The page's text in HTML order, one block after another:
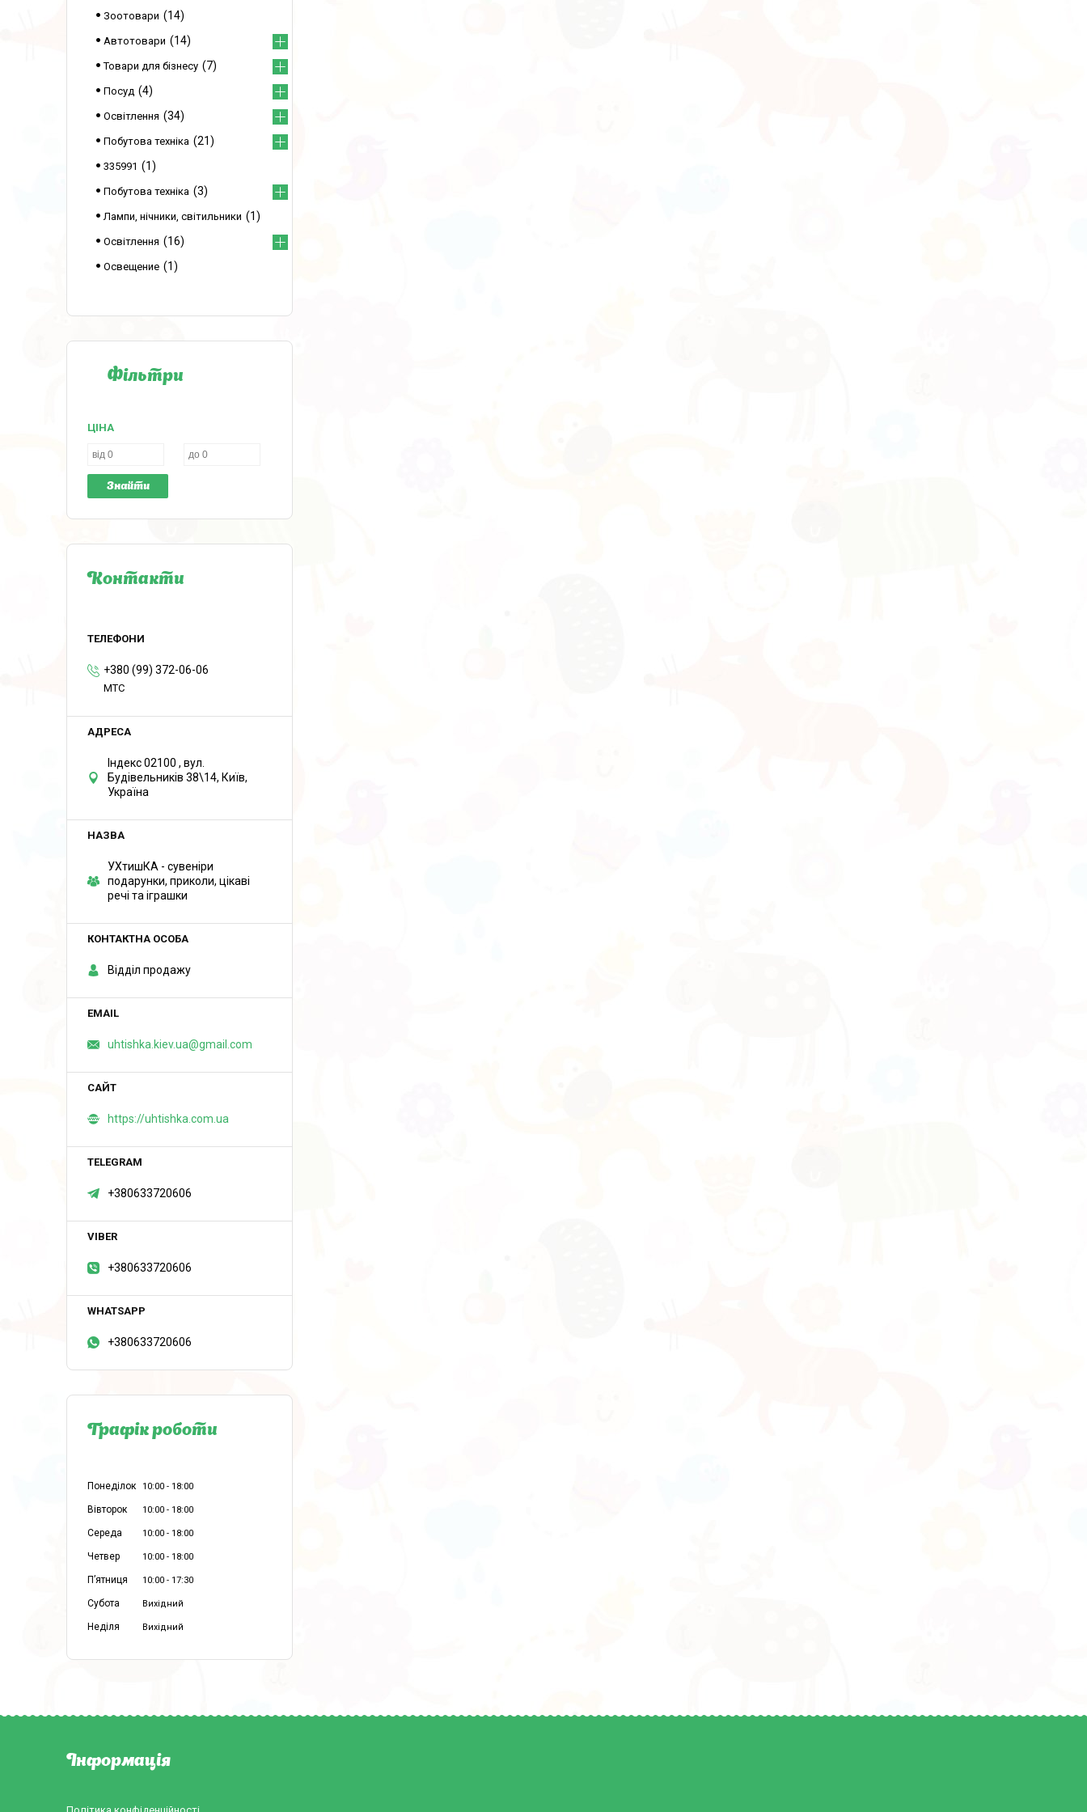
Зоотовари 14
Автотовари 14
Товари для бізнесу 7
Посуд 4
Освітлення 34
Побутова техніка 21
335991 1
Побутова техніка 3
Лампи, нічники, світильники 1
Освітлення 16
Освещение 1
Фільтри
ЦІНА
Знайти
Контакти
+380 (99) 372-06-06
MTC
Індекс 02100 , вул.
Будівельників 38\14, Київ,
Україна
УХтишКА - сувеніри
подарунки, приколи, цікаві
речі та іграшки
Відділ продажу
uhtishka.kiev.ua@gmail.com
https://uhtishka.com.ua
+380633720606
+380633720606
+380633720606
Графік роботи
Понеділок 10:00 18:00
Вівторок 10:00 18:00
Середа 10:00 18:00
Четвер 10:00 18:00
Пʼятниця 10:00 17:30
Субота Вихідний
Неділя Вихідний
Інформація